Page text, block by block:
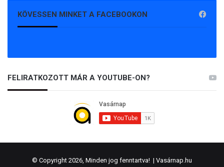
KÖVESSEN MINKET A FACEBOOKON
FELIRATKOZOTT MÁR A YOUTUBE-ON?
© Copyright 2026, Minden jog fenntartva! | Vasárnap.hu